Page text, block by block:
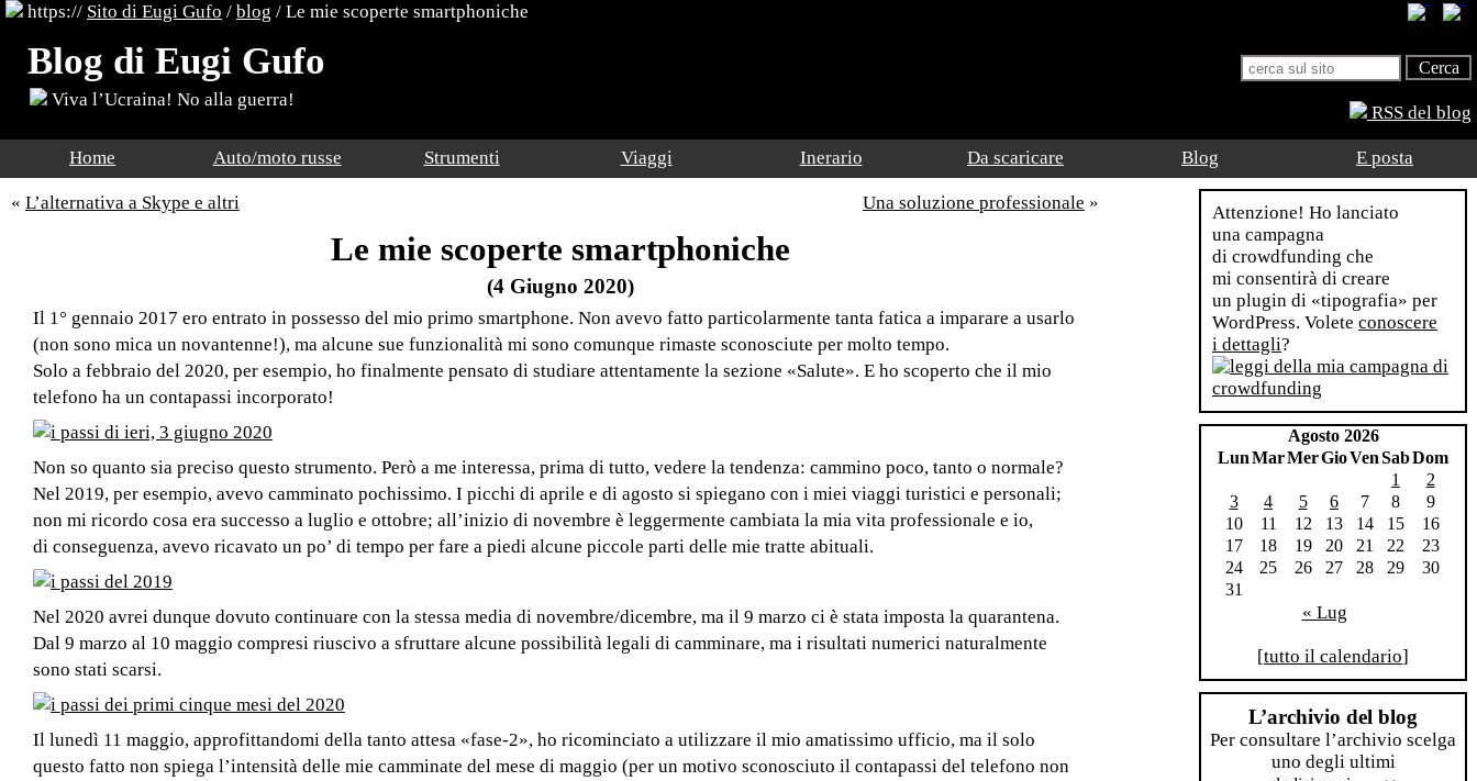
https:// Sito di Eugi Gufo / blog / Le mie scoperte smartphoniche
Blog di Eugi Gufo
Viva l’Ucraina! No alla guerra!
RSS del blog
Home Auto/moto russe Strumenti Viaggi Inerario Da scaricare Blog E posta
« L’alternativa a Skype e altri Una soluzione professionale »
Le mie scoperte smartphoniche
(4 Giugno 2020)
Il 1° gennaio 2017 ero entrato in possesso del mio primo smartphone. Non avevo fatto particolarmente tanta fatica a imparare a usarlo
(non sono mica un novantenne!), ma alcune sue funzionalità mi sono comunque rimaste sconosciute per molto tempo.
Solo a febbraio del 2020, per esempio, ho finalmente pensato di studiare attentamente la sezione «Salute». E ho scoperto che il mio
telefono ha un contapassi incorporato!
Non so quanto sia preciso questo strumento. Però a me interessa, prima di tutto, vedere la tendenza: cammino poco, tanto o normale?
Nel 2019, per esempio, avevo camminato pochissimo. I picchi di aprile e di agosto si spiegano con i miei viaggi turistici e personali;
non mi ricordo cosa era successo a luglio e ottobre; all’inizio di novembre è leggermente cambiata la mia vita professionale e io,
di conseguenza, avevo ricavato un po’ di tempo per fare a piedi alcune piccole parti delle mie tratte abituali.
Nel 2020 avrei dunque dovuto continuare con la stessa media di novembre/dicembre, ma il 9 marzo ci è stata imposta la quarantena.
Dal 9 marzo al 10 maggio compresi riuscivo a sfruttare alcune possibilità legali di camminare, ma i risultati numerici naturalmente
sono stati scarsi.
Il lunedì 11 maggio, approfittandomi della tanto attesa «fase-2», ho ricominciato a utilizzare il mio amatissimo ufficio, ma il solo
questo fatto non spiega l’intensità delle mie camminate del mese di maggio (per un motivo sconosciuto il contapassi del telefono non
Attenzione! Ho lanciato
una campagna
di crowdfunding che
mi consentirà di creare
un plugin di «tipografia» per
WordPress. Volete conoscere
i dettagli?
Agosto 2026
LunMarMerGioVenSabDom
1
2
3
4 5 6 7 8
9
10
11 12 13 14 15
16
17
18 19 20 21 22
23
24
25 26 27 28 29
30
31
« Lug
[tutto il calendario]
L’archivio del blog
Per consultare l’archivio scelga
uno degli ultimi